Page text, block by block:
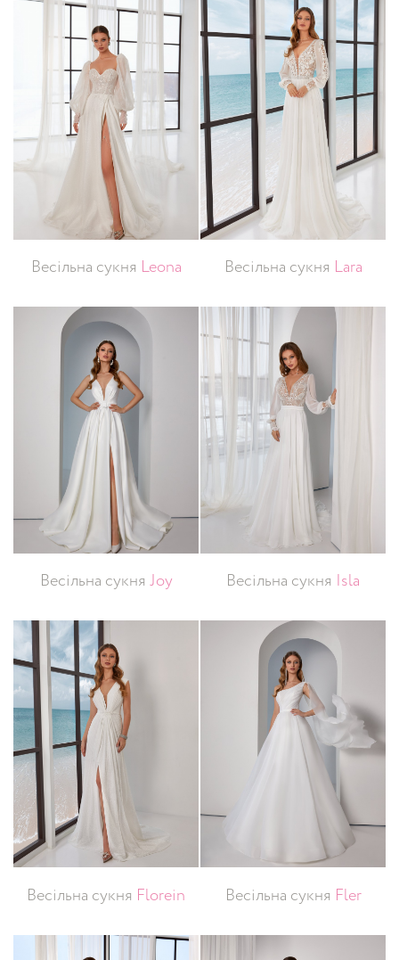
Весільна сукня Leona Весільна сукня Lara
Весільна сукня Joy Весільна сукня Isla
Весільна сукня Florein Весільна сукня Fler